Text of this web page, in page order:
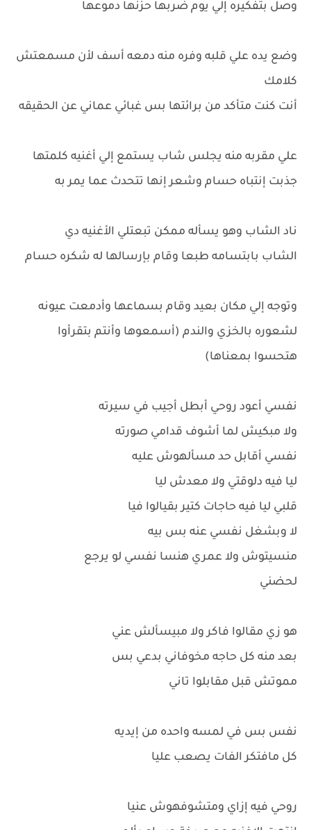
وصل بتفكيره إلي يوم ضربها حزنها دموعها
وضع يده علي قلبه وفره منه دمعه أسف لأن مسمعتش
كلامك
أنت كنت متأكد من برائتها بس غبائي عماني عن الحقيقه
علي مقربه منه يجلس شاب يستمع إلي أغنيه كلمتها
جذبت إنتباه حسام وشعر إنها تتحدث عما يمر به
ناد الشاب وهو يسأله ممكن تبعتلي الأغنيه دي
الشاب بابتسامه طبعا وقام بإرسالها له شكره حسام
وتوجه إلي مكان بعيد وقام بسماعها وأدمعت عيونه
لشعوره بالخزي والندم (أسمعوها وأنتم بتقرأوا
هتحسوا بمعناها)
نفسي أعود روحي أبطل أجيب في سيرته
ولا مبكيش لما أشوف قدامي صورته
نفسي أقابل حد مسألهوش عليه
ليا فيه دلوقتي ولا معدش ليا
قلبي ليا فيه حاجات كتير بقيالوا فيا
لا وبشغل نفسي عنه بس بيه
منسيتوش ولا عمري هنسا نفسي لو يرجع
لحضني
هو زي مقالوا فاكر ولا مبيسألش عني
بعد منه كل حاجه مخوفاني بدعي بس
مموتش قبل مقابلوا تاني
نفس بس في لمسه واحده من إيديه
كل مافتكر الفات يصعب عليا
روحي فيه إزاي ومتشوفهوش عنيا